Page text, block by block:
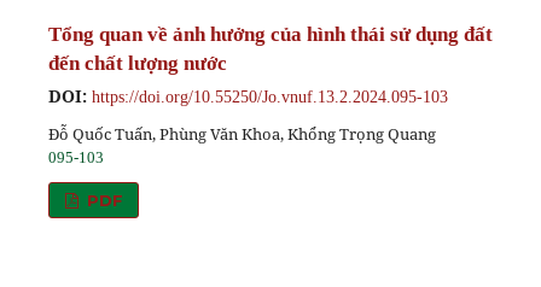
Tổng quan về ảnh hưởng của hình thái sử dụng đất
đến chất lượng nước
DOI: https://doi.org/10.55250/Jo.vnuf.13.2.2024.095-103
Đỗ Quốc Tuấn, Phùng Văn Khoa, Khổng Trọng Quang
095-103
PDF